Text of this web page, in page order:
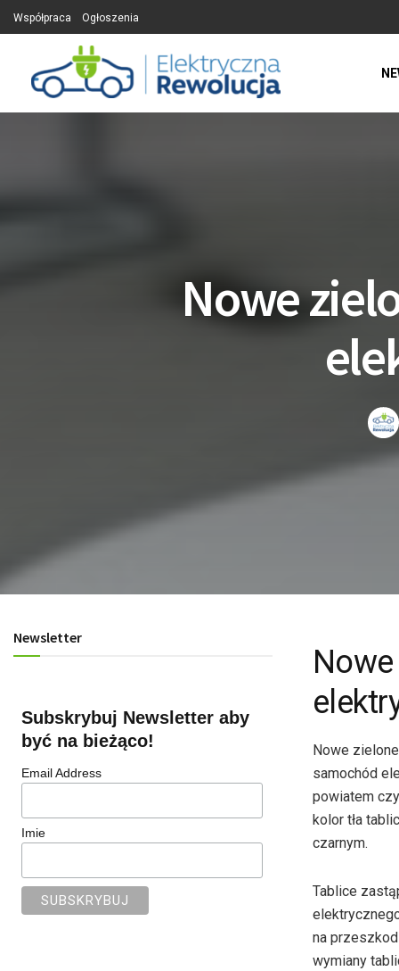
Współpraca Ogłoszenia
Nowe
Nowe
samochód
powiatem
kolor tła
czarnym.
Tablice
na
wymiany
Newsletter
Subskrybuj Newsletter aby
być na bieżąco!
Email Address
Imie